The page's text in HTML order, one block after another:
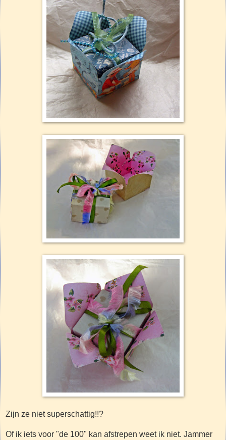
Zijn ze niet superschattig!!?
Of ik iets voor "de 100" kan afstrepen weet ik niet. Jammer